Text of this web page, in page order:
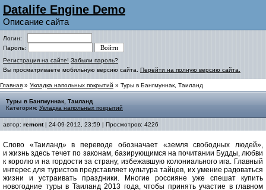
Datalife Engine Demo
Описание сайта
Логин:
Пароль:
Регистрация на сайте! Забыли пароль?
Вы просматриваете мобильную версию сайта. Перейти на полную версию сайта.
Главная » Укладка напольных покрытий » Туры в Бангмуннак, Таиланд
Туры в Бангмуннак, Таиланд
Категория: Укладка напольных покрытий
автор: remont| 24-09-2012, 23:59 | Просмотров: 4226
Слово «Таиланд» в переводе обозначает «земля свободных людей»,
и жизнь здесь течет по законам, базирующимся на почитании Будды, любви
к королю и на гордости за страну, избежавшую колониального ига. Главный
интерес для туристов представляет культура тайцев, их умение радоваться
жизни и устраивать праздники. Многие россияне уже спешат купить
новогодние туры в Таиланд 2013 года, чтобы принять участие в главном